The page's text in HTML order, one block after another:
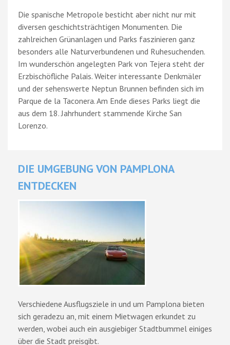
Die spanische Metropole besticht aber nicht nur mit
diversen geschichtsträchtigen Monumenten. Die
zahlreichen Grünanlagen und Parks faszinieren ganz
besonders alle Naturverbundenen und Ruhesuchenden.
Im wunderschön angelegten Park von Tejera steht der
Erzbischöfliche Palais. Weiter interessante Denkmäler
und der sehenswerte Neptun Brunnen befinden sich im
Parque de la Taconera. Am Ende dieses Parks liegt die
aus dem 18. Jahrhundert stammende Kirche San
Lorenzo.
DIE UMGEBUNG VON PAMPLONA
ENTDECKEN
Verschiedene Ausflugsziele in und um Pamplona bieten
sich geradezu an, mit einem Mietwagen erkundet zu
werden, wobei auch ein ausgiebiger Stadtbummel einiges
über die Stadt preisgibt.